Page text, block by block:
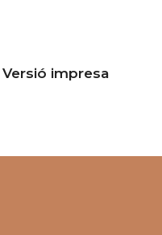
Versió impresa